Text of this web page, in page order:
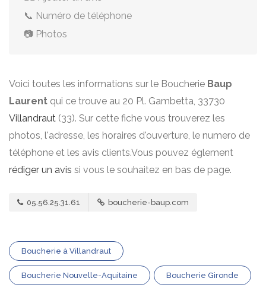
📞 Numéro de téléphone
📷 Photos
Voici toutes les informations sur le Boucherie Baup
Laurent qui ce trouve au 20 Pl. Gambetta, 33730
Villandraut (33). Sur cette fiche vous trouverez les
photos, l'adresse, les horaires d'ouverture, le numero de
téléphone et les avis clients.Vous pouvez églement
rédiger un avis si vous le souhaitez en bas de page.
05.56.25.31.61 boucherie-baup.com
Boucherie à Villandraut
Boucherie Nouvelle-Aquitaine Boucherie Gironde